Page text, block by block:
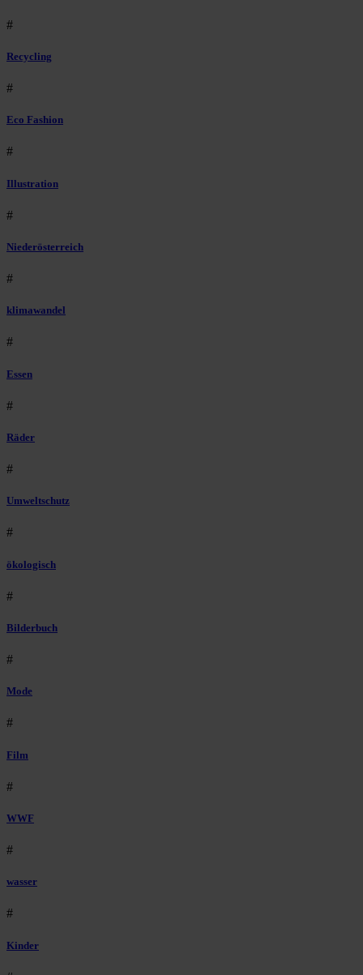
#
Recycling
#
Eco Fashion
#
Illustration
#
Niederösterreich
#
klimawandel
#
Essen
#
Räder
#
Umweltschutz
#
ökologisch
#
Bilderbuch
#
Mode
#
Film
#
WWF
#
wasser
#
Kinder